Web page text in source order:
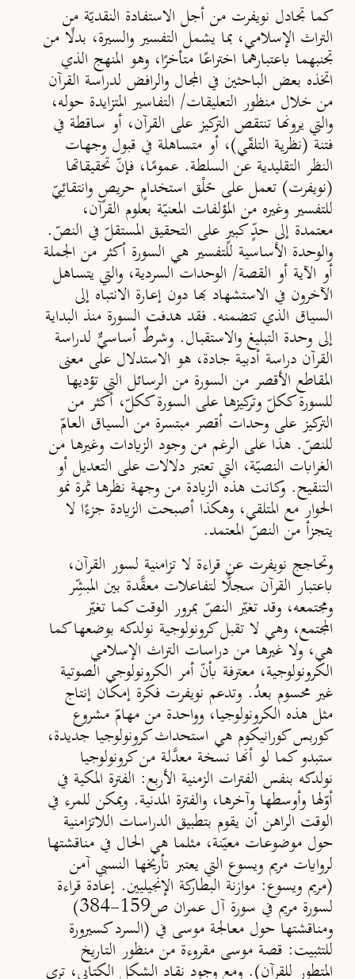
كما تجادل نويفرت من أجل الاستفادة النقديّة من
التراث الإسلامي، بما يشمل التفسير والسيرة، بدلًا من
تجنبهما باعتبارهما اختراعًا متأخرًا، وهو المنهج الذي
اتخذه بعض الباحثين في المجال والرافض لدراسة القرآن
من خلال منظور التعليقات/ التفاسير المتزايدة حوله،
والتي يرونها تنتقص التركيز على القرآن، أو ساقطة في
فتنة (نظرية التلقّي)، أو متساهلة في قبول وجهات
النظر التقليدية عن السلطة. عمومًا، فإنّ تحقيقاتها
(نويفرت) تعمل على خَلْق استخدامٍ حريصٍ وانتقائِيّ
للتفسير وغيره من المؤلفات المعنيّة بعلوم القرآن،
معتمدة إلى حدٍّ كبيرٍ على التحقيق المستقلّ في النصّ.
والوحدة الأساسية للتفسير هي السورة أكثر من الجملة
أو الآية أو القصة/ الوحدات السردية، والتي يتساهل
الآخرون في الاستشهاد بها دون إعارة الانتباه إلى
السياق الذي تتضمنه. فقد هدفت السورة منذ البداية
إلى وحدة التبليغ والاستقبال. وشرطٌ أساسيٌّ لدراسة
القرآن دراسة أدبية جادة، هو الاستدلال على معنى
المقاطع الأقصر من السورة من الرسائل التي تؤديها
للسورة ككلّ وتركيزها على السورة ككلّ، أكثر من
التركيز على وحدات أقصر مبتسرة من السياق العامّ
للنصّ. هذا على الرغم من وجود الزيادات وغيرها من
الغرابات النصيّة، التي تعتبر دلالات على التعديل أو
التنقيح. وكانت هذه الزيادة من وجهة نظرها ثمرة نمو
الحوار مع المتلقي، وهكذا أصبحت الزيادة جزءًا لا
يتجزأ من النصّ المعتمد.
وتحاجج نويفرت عن قراءة لا تزامنية لسور القرآن،
باعتبار القرآن سجلًّا لتفاعلات معقَّدة بين المبشِّر
ومجتمعه، وقد تغيّر النصّ بمرور الوقت كما تغيّر
المجتمع، وهي لا تقبل كرونولوجية نولدكه بوضعها كما
هي، ولا غيرها من دراسات التراث الإسلامي
الكرونولوجية، معترفة بأنّ أمر الكرونولوجي الصوتية
غير محسوم بعدُ. وتدعم نويفرت فكرة إمكان إنتاج
مثل هذه الكرونولوجيا، وواحدة من مهامّ مشروع
كوربس كورانيكوم هي استحداث كرونولوجيا جديدة،
ستبدو كما لو أنها نسخة معدَّلة من كرونولوجيا
نولدكه بنفس الفترات الزمنية الأربع: الفترة المكية في
أوّلها وأوسطها وآخرها، والفترة المدنية. ويمكن للمرء في
الوقت الراهن أن يقوم بتطبيق الدراسات اللاتزامنية
حول موضوعات معيّنة، مثلما هي الحال في مناقشتها
لروايات مريم ويسوع التي يعتبر تأريخها النسبي آمن
(مريم ويسوع: موازنة البطاركة الإنجيليين. إعادة قراءة
لسورة مريم في سورة آل عمران ص159-384)
ومناقشتها حول معالجة موسى في (السرد كسيرورة
للتثبيت: قصة موسى مقروءة من منظور التاريخ
المتطور للقرآن). ومع وجود نقاد الشكل الكتابي، ترى